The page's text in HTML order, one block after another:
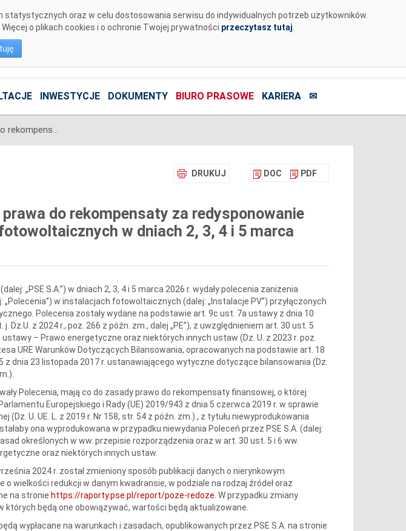
oraz w celu dostosowania serwisu do indywidualnych potrzeb użytkowników.
o plikach cookies i o ochronie Twojej prywatności przeczytasz tutaj
INWESTYCJE DOKUMENTY BIURO PRASOWE KARIERA ✉
Komunikat dotyczący prawa do rekompensaty za redysponowanie nierynkowe instalacji fotowoltaicznych w dniach 2, 3, 4 i 5 marca 2026
DRUKUJ DOC PDF
do rekompensaty za redysponowanie
w dniach 2, 3, 4 i 5 marca
„PSE S.A.”) w dniach 2, 3, 4 i 5 marca 2026 r. wydały polecenia zaniżenia
w instalacjach fotowoltaicznych (dalej: „Instalacje PV”) przyłączonych
Polecenia zostały wydane na podstawie art. 9c ust. 7a ustawy z dnia 10
Dz.U. z 2024 r., poz. 266 z późn. zm., dalej „PE”), z uwzględnieniem art. 30 ust. 5
– Prawo energetyczne oraz niektórych innych ustaw (Dz. U. z 2023 r. poz.
URE Warunków Dotyczących Bilansowania, opracowanych na podstawie art. 18
z dnia 23 listopada 2017 r. ustanawiającego wytyczne dotyczące bilansowania (Dz.
Polecenia, mają co do zasady prawo do rekompensaty finansowej, o której
Europejskiego i Rady (UE) 2019/943 z dnia 5 czerwca 2019 r. w sprawie
U. UE. L. z 2019 r. Nr 158, str. 54 z późn. zm.)., z tytułu niewyprodukowania
ona wyprodukowana w przypadku niewydania Poleceń przez PSE S.A. (dalej:
określonych w ww. przepisie rozporządzenia oraz w art. 30 ust. 5 i 6 ww.
oraz niektórych innych ustaw.
2024 r. został zmieniony sposób publikacji danych o nierynkowym
o wielkości redukcji w danym kwadransie, w podziale na rodzaj źródeł oraz
na stronie https://raporty.pse.pl/report/poze-redoze . W przypadku zmiany
których będą one obowiązywać, wartości będą aktualizowane.
wypłacane na warunkach i zasadach, opublikowanych przez PSE S.A. na stronie